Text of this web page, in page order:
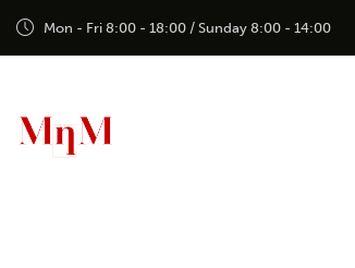
Mon - Fri 8:00 - 18:00 / Sunday 8:00 - 14:00